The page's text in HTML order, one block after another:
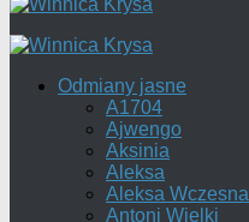
Odmiany jasne
A1704
Ajwengo
Aksinia
Aleksa
Aleksa Wczesna
Antoni Wielki